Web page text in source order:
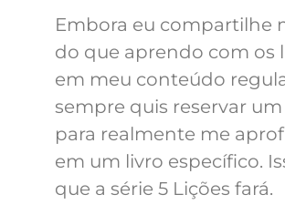
Embora eu compartilhe
do que aprendo com os
em meu conteúdo
sempre quis reservar
para realmente me
em um livro específico.
que a série 5 Lições fará.